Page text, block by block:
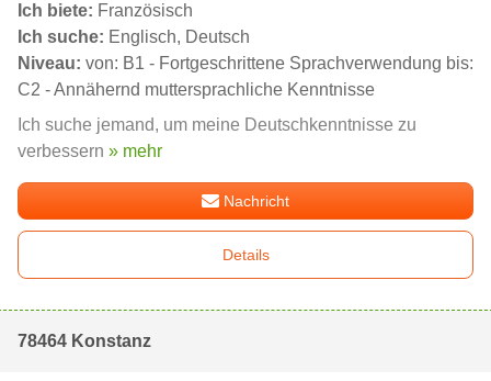
Ich biete: Französisch
Ich suche: Englisch, Deutsch
Niveau: von: B1 - Fortgeschrittene Sprachverwendung bis:
C2 - Annähernd muttersprachliche Kenntnisse
Ich suche jemand, um meine Deutschkenntnisse zu
verbessern » mehr
Nachricht
Details
78464 Konstanz